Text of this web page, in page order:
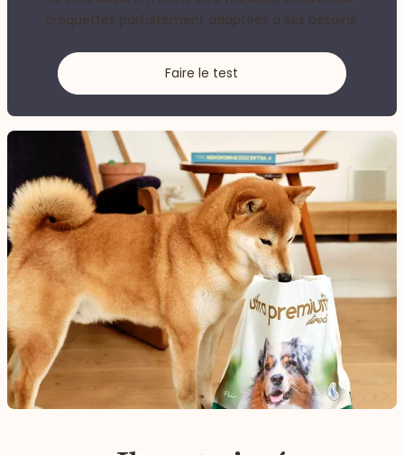
croquettes parfaitement adaptées à ses besoins.
Faire le test